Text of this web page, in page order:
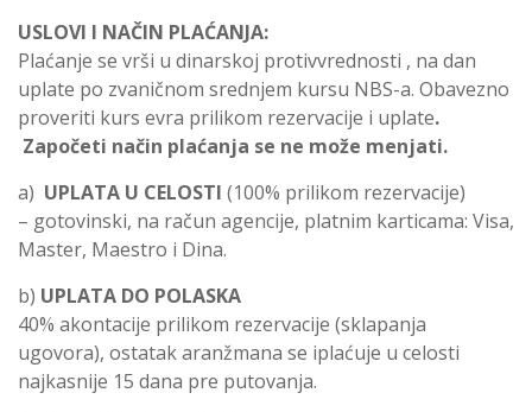
USLOVI I NAČIN PLAĆANJA:
Plaćanje se vrši u dinarskoj protivvrednosti , na dan
uplate po zvaničnom srednjem kursu NBS-a. Obavezno
proveriti kurs evra prilikom rezervacije i uplate.
Započeti način plaćanja se ne može menjati.
a) UPLATA U CELOSTI (100% prilikom rezervacije)
– gotovinski, na račun agencije, platnim karticama: Visa,
Master, Maestro i Dina.
b) UPLATA DO POLASKA
40% akontacije prilikom rezervacije (sklapanja
ugovora), ostatak aranžmana se iplaćuje u celosti
najkasnije 15 dana pre putovanja.